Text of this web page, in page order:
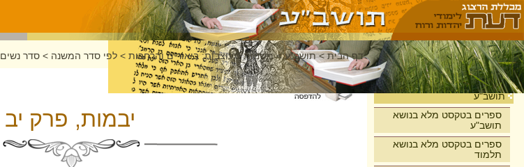
בית
תושב"ע
ספרים בטקסט מלא בנושא
תושב"ע
ספרים בטקסט מלא בנושא
תלמוד
דף הבית >תושב"ע >משניות מעוצבות: ביאורים והרחבות > לפי סדר המשנה > סדר נשים
יבמות, פרק יב